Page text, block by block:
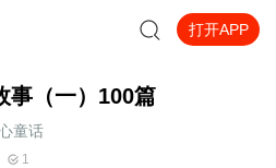
打开APP
事（一）100篇
童话
1